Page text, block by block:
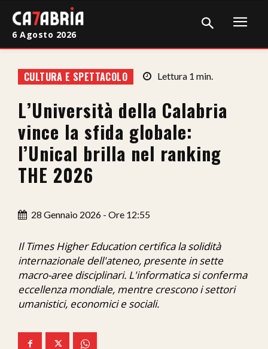
Cronaca
Giudiziaria
Politica
Sport
Sanità
Economia
Ita-Mondo
C7 Play
We Calabria
6 Agosto 2026
CULTURA E SPETTACOLO Lettura 1 min.
L’Università della Calabria
vince la sfida globale:
l’Unical brilla nel ranking
THE 2026
28 Gennaio 2026 - Ore 12:55
Il Times Higher Education certifica la solidità
internazionale dell'ateneo, presente in sette
macro-aree disciplinari. L'informatica si conferma
eccellenza mondiale, mentre crescono i settori
umanistici, economici e sociali.